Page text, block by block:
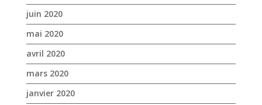
juin 2020
mai 2020
avril 2020
mars 2020
janvier 2020